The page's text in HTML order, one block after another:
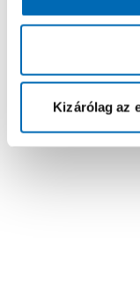
Kizárólag az